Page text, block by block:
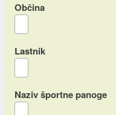
Občina
Lastnik
Naziv športne panoge